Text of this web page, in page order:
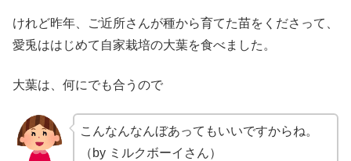
けれど昨年、ご近所さんが種から育てた苗をくださって、
愛兎ははじめて自家栽培の大葉を食べました。
大葉は、何にでも合うので
こんなんなんぼあってもいいですからね。
（by ミルクボーイさん）